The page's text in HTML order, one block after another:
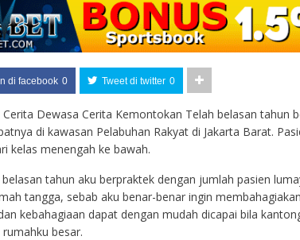
di facebook 0 Tweet di twitter 0
Cerita Dewasa Cerita Kemontokan Telah belasan tahun
di kawasan Pelabuhan Rakyat di Jakarta Barat.
kelas menengah ke bawah.
belasan tahun aku berpraktek dengan jumlah pasien
tangga, sebab aku benar-benar ingin
kebahagiaan dapat dengan mudah dicapai bila
besar.